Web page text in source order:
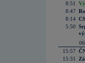
8:51
8:47
8:14
5:50
15:57
15:31